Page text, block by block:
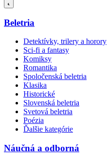
Beletria
Detektívky, trilery a horory
Sci-fi a fantasy
Komiksy
Romantika
Spoločenská beletria
Klasika
Historické
Slovenská beletria
Svetová beletria
Poézia
Ďalšie kategórie
Náučná a odborná